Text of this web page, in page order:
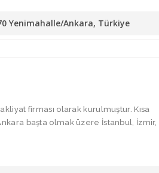
Yenimahalle/Ankara, Türkiye
firması olarak kurulmuştur. Kısa
başta olmak üzere İstanbul, İzmir,